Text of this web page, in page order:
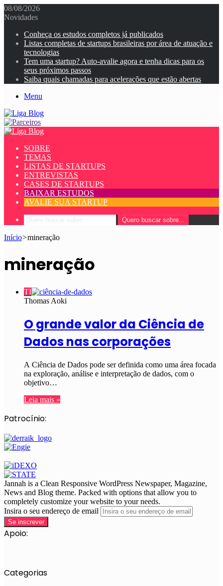
08/08/2026
Novidades
Conheça os estudos completos já publicados
Listas completas de startups brasileiras por área de atuação e
tecnologias
Tem uma startup? Auto-avalie agora e tenha dicas para os
seus próximos passos
Saiba quais chamadas para acelerações que estão abertas
Menu
SOBRE
TEMAS
LISTAS DE STARTUPS
ENTREVISTAS
CASES DE STARTUPS
BAIXAR ESTUDOS
AVALIE SUA STARTUP
Quero buscar sobre...
Início>mineração
mineração
TI
Thomas Aoki
O grande valor da Ciência de
Dados nas corporações
A Ciência de Dados pode ser definida como uma área focada
na exploração, análise e interpretação de dados, com o
objetivo…
Leia mais »
Patrocínio:
Jannah is a Clean Responsive WordPress Newspaper, Magazine,
News and Blog theme. Packed with options that allow you to
completely customize your website to your needs.
Insira o seu endereço de email
Apoio:
Categorias